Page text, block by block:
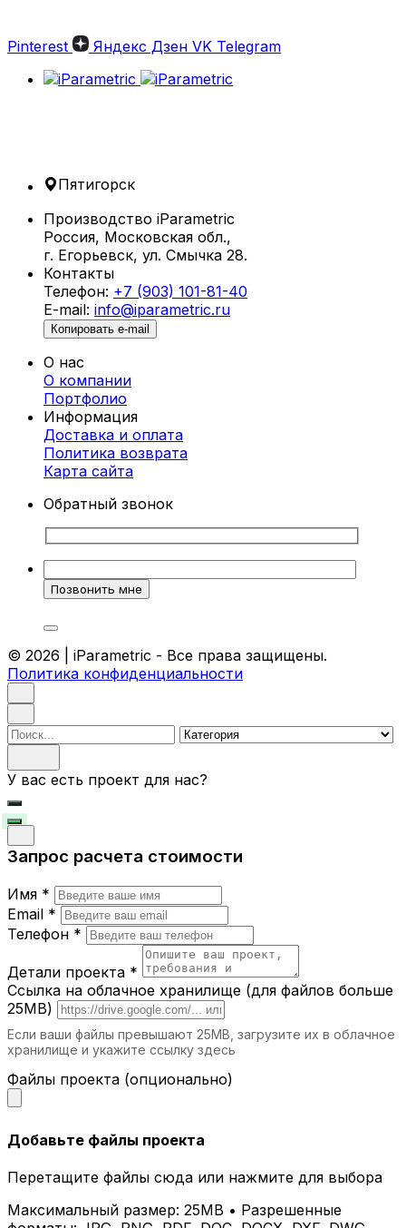
Pinterest Яндекс Дзен VK Telegram
Пятигорск
Производство iParametric
Россия, Московская обл.,
г. Егорьевск, ул. Смычка 28.
Контакты
Телефон: +7 (903) 101-81-40
E-mail: info@iparametric.ru
Копировать e-mail
О нас
О компании
Портфолио
Информация
Доставка и оплата
Политика возврата
Карта cайта
Обратный звонок
© 2026 | iParametric - Все права защищены.
Политика конфиденциальности
Поиск
У вас есть проект для нас?
Запрос расчета стоимости
Имя *
Email *
Телефон *
Детали проекта *
Ссылка на облачное хранилище (для файлов больше
25MB)
Если ваши файлы превышают 25MB, загрузите их в облачное
хранилище и укажите ссылку здесь
Файлы проекта (опционально)
Добавьте файлы проекта
Перетащите файлы сюда или нажмите для выбора
Максимальный размер: 25MB • Разрешенные